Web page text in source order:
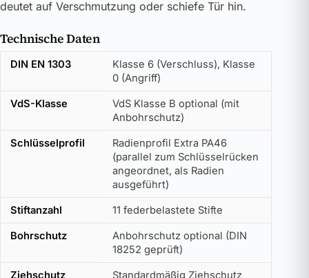
deutet auf Verschmutzung oder schiefe Tür hin.
Technische Daten
DIN EN 1303
Klasse 6 (Verschluss), Klasse
0 (Angriff)
VdS-Klasse
VdS Klasse B optional (mit
Anbohrschutz)
Schlüsselprofil
Radienprofil Extra PA46
(parallel zum Schlüsselrücken
angeordnet, als Radien
ausgeführt)
Stiftanzahl 11 federbelastete Stifte
Bohrschutz
Anbohrschutz optional (DIN
18252 geprüft)
Ziehschutz
Standardmäßig Ziehschutz